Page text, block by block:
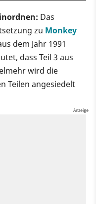
Das
zu Monkey
dem Jahr 1991
dass Teil 3 aus
wird die
Teilen angesiedelt